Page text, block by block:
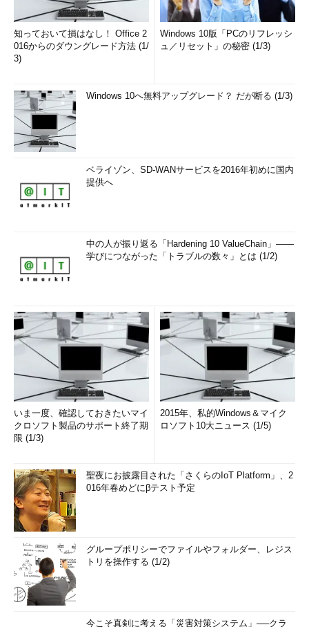
知っておいて損はなし！ Office 2
016からのダウングレード方法 (1/
3)
Windows 10版「PCのリフレッシ
ュ／リセット」の秘密 (1/3)
Windows 10へ無料アップグレード？ だが断る (1/3)
ベライゾン、SD-WANサービスを2016年初めに国内
提供へ
中の人が振り返る「Hardening 10 ValueChain」――
学びにつながった「トラブルの数々」とは (1/2)
いま一度、確認しておきたいマイ
クロソフト製品のサポート終了期
限 (1/3)
2015年、私的Windows＆マイク
ロソフト10大ニュース (1/5)
聖夜にお披露目された「さくらのIoT Platform」、2
016年春めどにβテスト予定
グループポリシーでファイルやフォルダー、レジス
トリを操作する (1/2)
今こそ真剣に考える「災害対策システム」──クラ